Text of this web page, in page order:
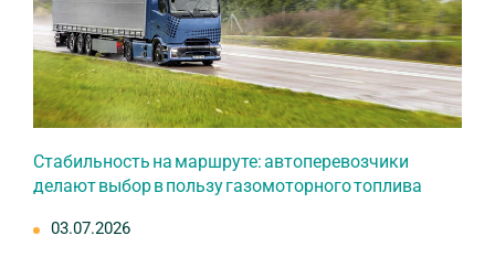
Стабильность на маршруте: автоперевозчики
делают выбор в пользу газомоторного топлива
03.07.2026